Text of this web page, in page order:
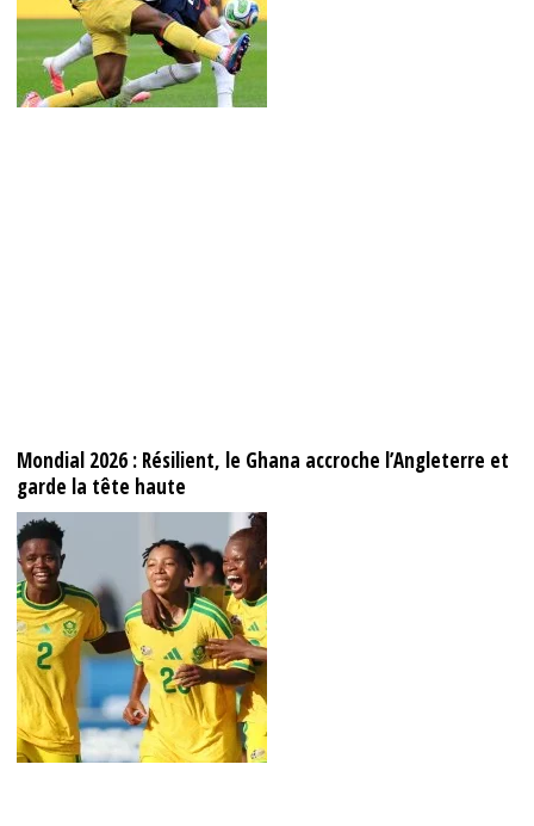
Mondial 2026 : Résilient, le Ghana accroche l’Angleterre et
garde la tête haute